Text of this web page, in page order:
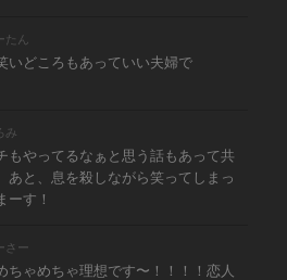
ん
いどころもあっていい夫婦で
み
もやってるなぁと思う話もあって共
あと、息を殺しながら笑ってしまっ
ーす！
さー
ちゃめちゃ理想です〜！！！！恋人